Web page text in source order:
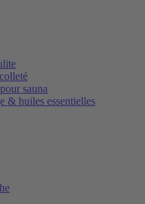
sauna
& huiles essentielles